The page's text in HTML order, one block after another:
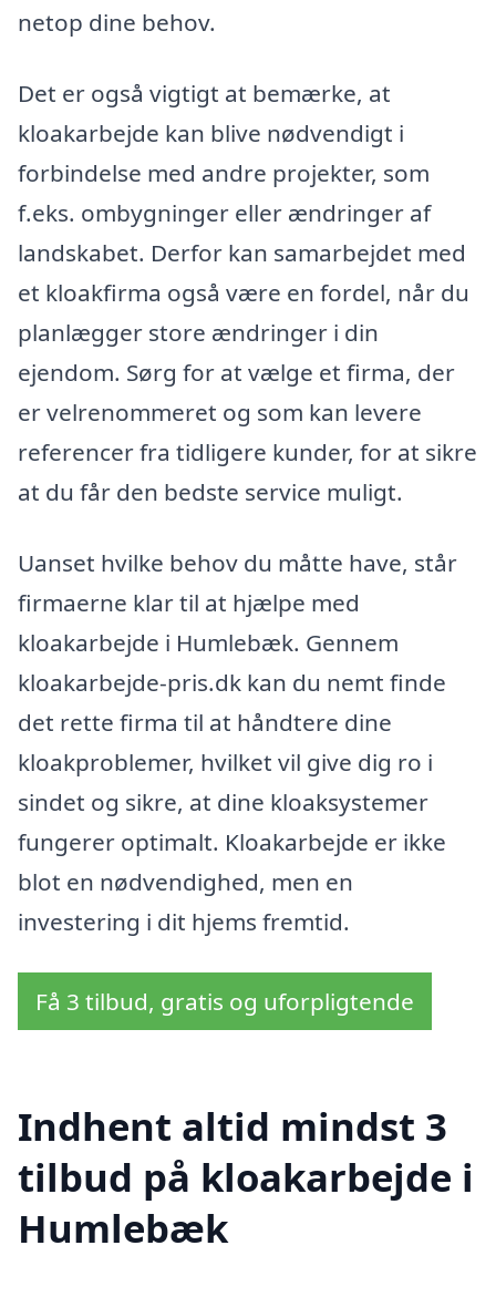
netop dine behov.
Det er også vigtigt at bemærke, at
kloakarbejde kan blive nødvendigt i
forbindelse med andre projekter, som
f.eks. ombygninger eller ændringer af
landskabet. Derfor kan samarbejdet med
et kloakfirma også være en fordel, når du
planlægger store ændringer i din
ejendom. Sørg for at vælge et firma, der
er velrenommeret og som kan levere
referencer fra tidligere kunder, for at sikre
at du får den bedste service muligt.
Uanset hvilke behov du måtte have, står
firmaerne klar til at hjælpe med
kloakarbejde i Humlebæk. Gennem
kloakarbejde-pris.dk kan du nemt finde
det rette firma til at håndtere dine
kloakproblemer, hvilket vil give dig ro i
sindet og sikre, at dine kloaksystemer
fungerer optimalt. Kloakarbejde er ikke
blot en nødvendighed, men en
investering i dit hjems fremtid.
Få 3 tilbud, gratis og uforpligtende
Indhent altid mindst 3
tilbud på kloakarbejde i
Humlebæk